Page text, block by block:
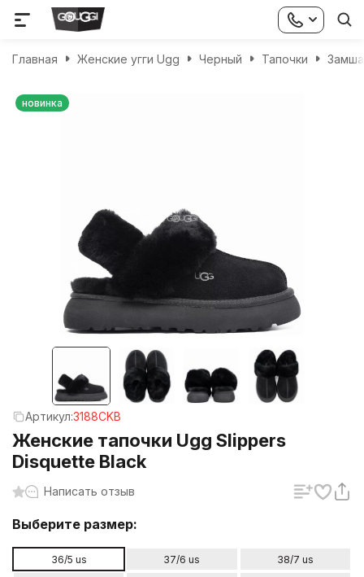
Главная Женские угги Ugg Черный Тапочки Замша
новинка
Артикул:3188CKB
Женские тапочки Ugg Slippers
Disquette Black
Написать отзыв
Выберите размер:
36/5 us 37/6 us
38/7 us